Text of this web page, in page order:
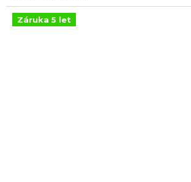
Záruka 5 let